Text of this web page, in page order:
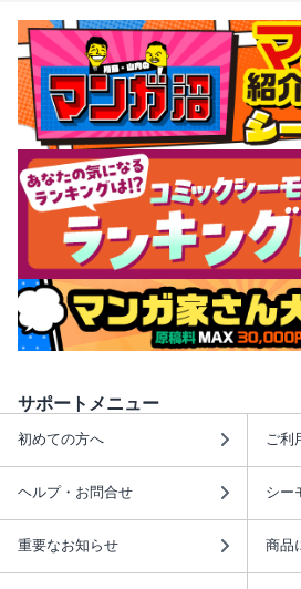
サポートメニュー
初めての方へ ご利
ヘルプ・お問合せ シー
重要なお知らせ 商品